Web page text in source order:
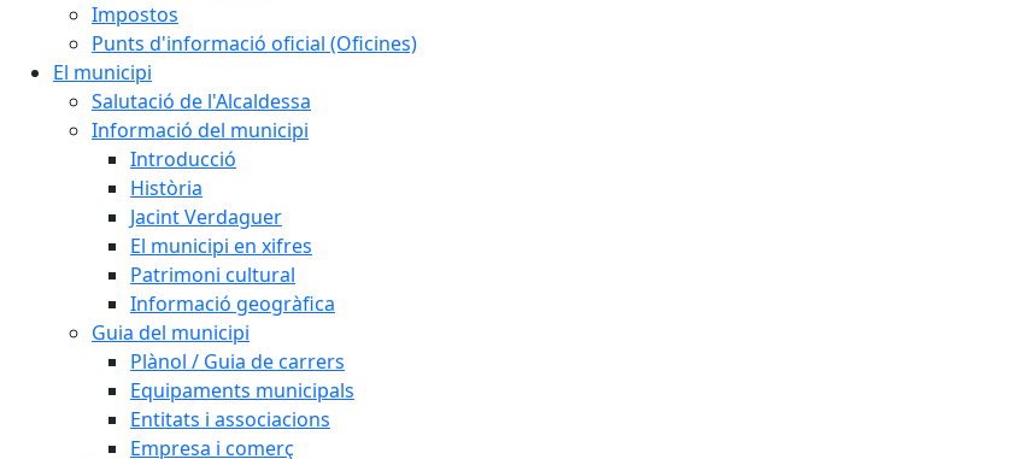
Impostos
Punts d'informació oficial (Oficines)
El municipi
Salutació de l'Alcaldessa
Informació del municipi
Introducció
Història
Jacint Verdaguer
El municipi en xifres
Patrimoni cultural
Informació geogràfica
Guia del municipi
Plànol / Guia de carrers
Equipaments municipals
Entitats i associacions
Empresa i comerç